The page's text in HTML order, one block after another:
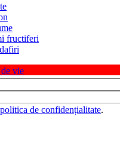
fructiferi
vie
politica de confidențialitate.